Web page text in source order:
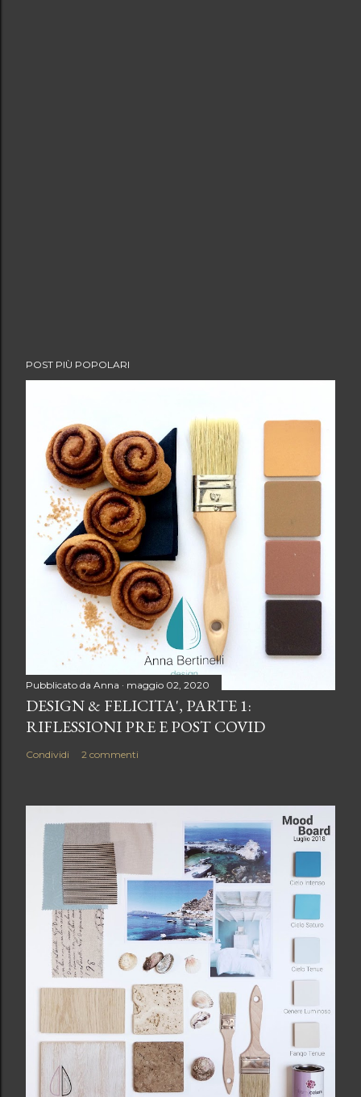
POST PIÙ POPOLARI
Pubblicato da Anna maggio 02, 2020
DESIGN & FELICITA', PARTE 1:
RIFLESSIONI PRE E POST COVID
Condividi 2 commenti